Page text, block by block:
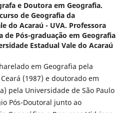
e Doutora em Geografia.
de Geografia da
do Acaraú - UVA. Professora
de Pós-graduação em Geografia
Estadual Vale do Acaraú
em Geografia pela
(1987) e doutorado em
pela Universidade de São Paulo
Pós-Doutoral junto ao